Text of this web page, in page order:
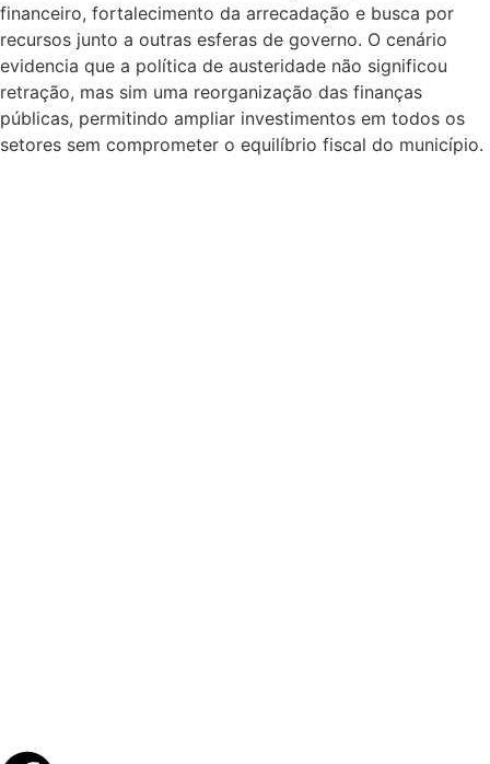
financeiro, fortalecimento da arrecadação e busca por
recursos junto a outras esferas de governo. O cenário
evidencia que a política de austeridade não significou
retração, mas sim uma reorganização das finanças
públicas, permitindo ampliar investimentos em todos os
setores sem comprometer o equilíbrio fiscal do município.